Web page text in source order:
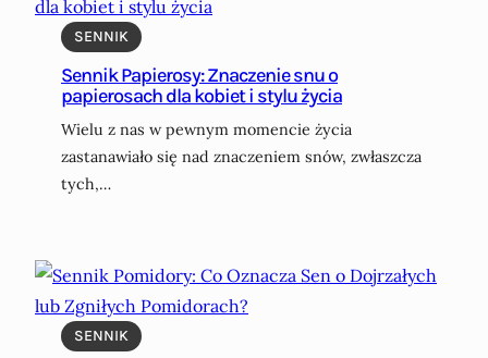
SENNIK
Sennik Papierosy: Znaczenie snu o
papierosach dla kobiet i stylu życia
Wielu z nas w pewnym momencie życia
zastanawiało się nad znaczeniem snów, zwłaszcza
tych,…
SENNIK